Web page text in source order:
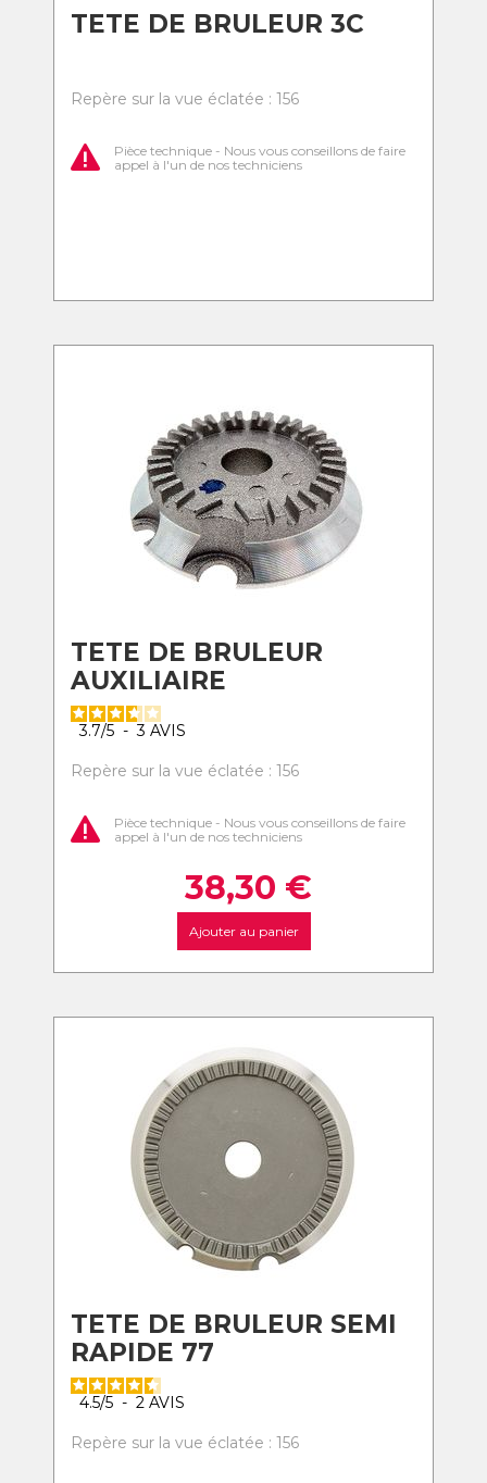
TETE DE BRULEUR 3C
Repère sur la vue éclatée : 156
Pièce technique - Nous vous conseillons de faire
appel à l'un de nos techniciens
TETE DE BRULEUR
AUXILIAIRE
3.7/5 - 3 AVIS
Repère sur la vue éclatée : 156
Pièce technique - Nous vous conseillons de faire
appel à l'un de nos techniciens
38,30 €
Ajouter au panier
TETE DE BRULEUR SEMI
RAPIDE 77
4.5/5 - 2 AVIS
Repère sur la vue éclatée : 156